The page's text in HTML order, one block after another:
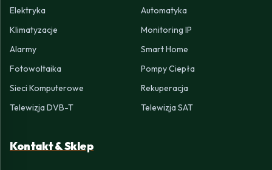
Elektryka
Automatyka
Klimatyzacje
Monitoring IP
Alarmy
Smart Home
Fotowoltaika
Pompy Ciepła
Sieci Komputerowe
Rekuperacja
Telewizja DVB-T
Telewizja SAT
Kontakt & Sklep